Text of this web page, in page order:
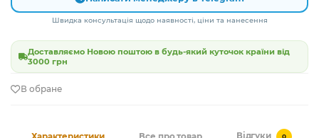
Швидка консультація щодо наявності, ціни та нанесення
Доставляємо Новою поштою в будь-який куточок країни від
3000 грн
В обране